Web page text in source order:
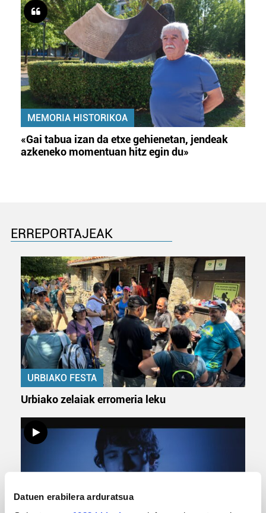
Datuen erabilera arduratsua
MEMORIA HISTORIKOA
«Gai tabua izan da etxe gehienetan, jendeak
azkeneko momentuan hitz egin du»
ERREPORTAJEAK
URBIAKO FESTA
Urbiako zelaiak erromeria leku